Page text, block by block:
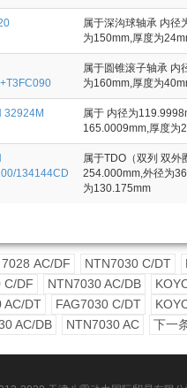
属于深沟球轴承 内径
为150mm,厚度为
属于圆锥滚子轴承 内
为160mm,厚度为
32924M
属于 内径为
165.0009mm,厚度为
134144CD
属于TDO（双列 双外
254.000mm,外径为
为130.175mm
7028 AC/DF NTN7030 C/DT
C/DF
NTN7030 AC/DB
AC/DT
FAG7030 C/DT
AC/DB
NTN7030 AC 下一